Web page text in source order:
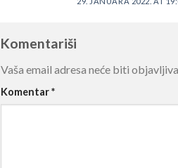
Komentariši
Vaša email adresa neće biti
Komentar*